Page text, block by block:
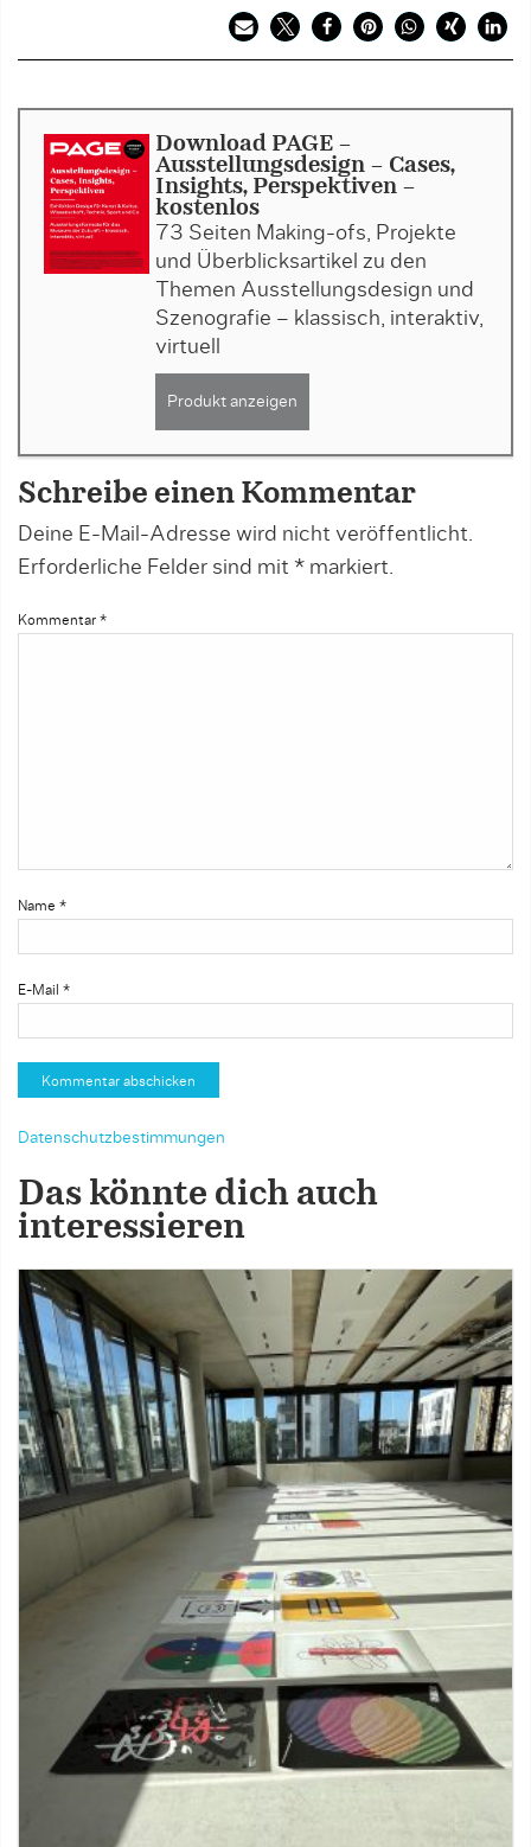
Download PAGE -
Ausstellungsdesign - Cases,
Insights, Perspektiven -
kostenlos
73 Seiten Making-ofs, Projekte
und Überblicksartikel zu den
Themen Ausstellungsdesign und
Szenografie – klassisch, interaktiv,
virtuell
Produkt anzeigen
Schreibe einen Kommentar
Deine E-Mail-Adresse wird nicht veröffentlicht.
Erforderliche Felder sind mit * markiert.
Kommentar *
Name *
E-Mail *
Datenschutzbestimmungen
Das könnte dich auch
interessieren